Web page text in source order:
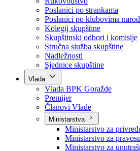
Skupština
Skupština BPK Goražde
Rukovodstvo
Poslanici po strankama
Poslanici po klubovima naroda
Kolegij skupštine
Skupštinski odbori i komisije
Stručna služba skupštine
Nadležnosti
Sjednice skupštine
Vlada
Vlada BPK Goražde
Premijer
Članovi Vlade
Ministarstva